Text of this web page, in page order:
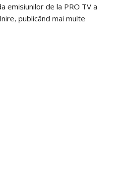
emisiunilor de la PRO TV a
publicând mai multe